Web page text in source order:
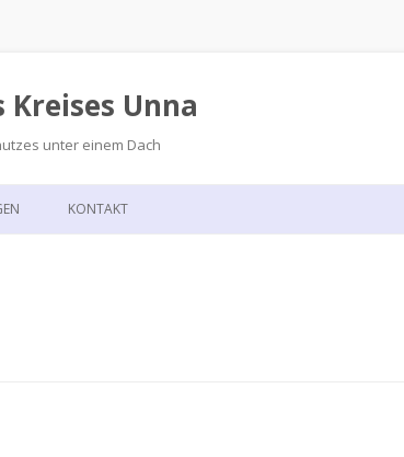
Unna
unter einem Dach
Zum
KONTAKT